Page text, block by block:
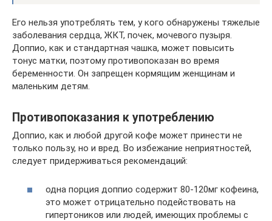
Его нельзя употреблять тем, у кого обнаружены тяжелые
заболевания сердца, ЖКТ, почек, мочевого пузыря.
Доппио, как и стандартная чашка, может повысить
тонус матки, поэтому противопоказан во время
беременности. Он запрещен кормящим женщинам и
маленьким детям.
Противопоказания к употреблению
Доппио, как и любой другой кофе может принести не
только пользу, но и вред. Во избежание неприятностей,
следует придерживаться рекомендаций:
одна порция доппио содержит 80-120мг кофеина,
это может отрицательно подействовать на
гипертоников или людей, имеющих проблемы с